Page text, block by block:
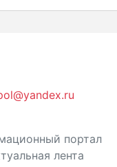
портал
лента